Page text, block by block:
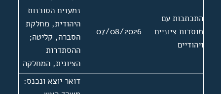
התכתבות עם
מוסדות ציוניים
ויהודיים
07/08/2026
נמענים הסוכנות
היהודית, מחלקת
הסברה, קליטה;
ההסתדרות
הציונית, המחלקה
המדינת של הוועד
הפועל; הנוגרס
דואר יוצא ונכנס: